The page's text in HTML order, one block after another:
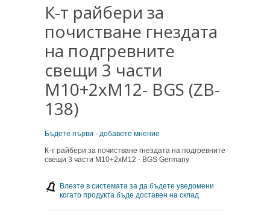
К-т райбери за
почистване гнездата
на подгревните
свещи 3 части
М10+2хМ12- BGS (ZB-
138)
Бъдете първи - добавете мнение
К-т райбери за почистване гнездата на подгревните
свещи 3 части М10+2хМ12 - BGS Germany
Влезте в системата за да бъдете уведомени
когато продукта бъде доставен на склад